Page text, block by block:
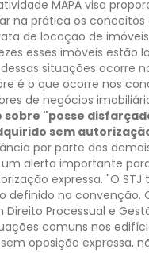
MAPA visa
na prática os
trata de locação de
esses imóveis estão
situações ocorre
é o que ocorre nos
de negócios
"posse
sem
por parte dos
alerta importante
expressa. "O
na convenção.
Processual e
comuns nos
oposição